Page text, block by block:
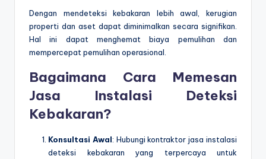
Dengan mendeteksi kebakaran lebih awal, kerugian
properti dan aset dapat diminimalkan secara signifikan.
Hal ini dapat menghemat biaya pemulihan dan
mempercepat pemulihan operasional.
Bagaimana Cara Memesan
Jasa Instalasi Deteksi
Kebakaran?
Konsultasi Awal: Hubungi kontraktor jasa instalasi
deteksi kebakaran yang terpercaya untuk